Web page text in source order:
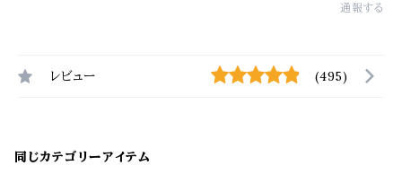
通報する
レビュー (495)
同じカテゴリーアイテム